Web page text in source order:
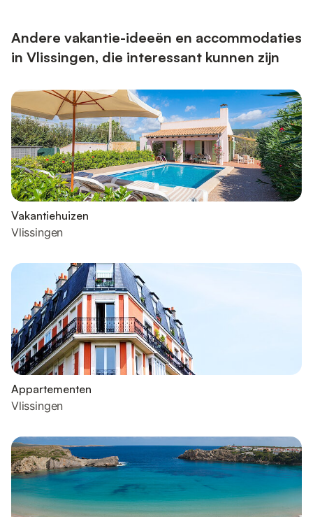
Andere vakantie-ideeën en accommodaties
in Vlissingen, die interessant kunnen zijn
Vakantiehuizen
Vlissingen
Appartementen
Vlissingen